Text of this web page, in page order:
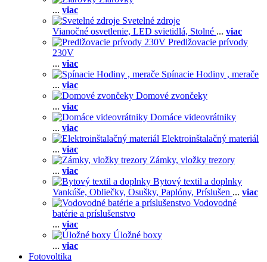
... viac
Svetelné zdroje
Vianočné osvetlenie, LED svietidlá, Stolné ... viac
Predlžovacie prívody
230V
... viac
Spínacie Hodiny , merače
... viac
Domové zvončeky
... viac
Domáce videovrátniky
... viac
Elektroinštalačný materiál
... viac
Zámky, vložky trezory
... viac
Bytový textil a doplnky
Vankúše, Obliečky, Osušky, Paplóny, Príslušen ... viac
Vodovodné
batérie a príslušenstvo
... viac
Úložné boxy
... viac
Fotovoltika